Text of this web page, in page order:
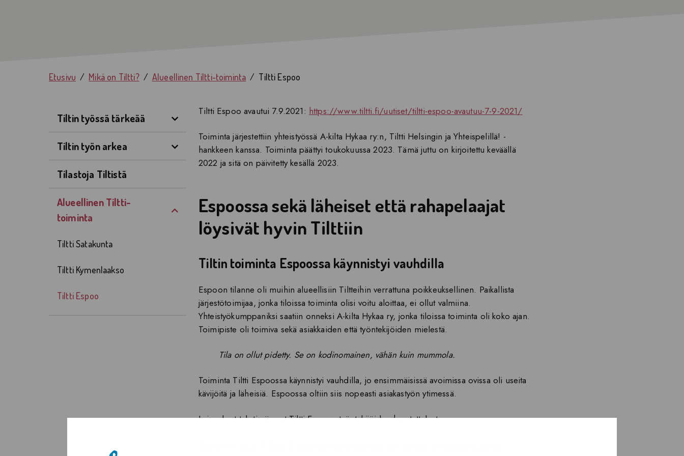
Etusivu Mikä on Tiltti? Alueellinen Tiltti-toiminta Tiltti Espoo
Tiltin työssä tärkeää Avaa valikko
Tiltin työn arkea Avaa valikko
Tilastoja Tiltistä
Alueellinen Tiltti-
toiminta
Avaa valikko
Tiltti Satakunta
Tiltti Kymenlaakso
Tiltti Espoo
Tiltti Espoo avautui 7.9.2021: https://www.tiltti.fi/uutiset/tiltti-espoo-avautuu-7-9-2021/
Toiminta järjestettiin yhteistyössä A-kilta Hykaa ry:n, Tiltti Helsingin ja Yhteispelillä! -
hankkeen kanssa. Toiminta päättyi toukokuussa 2023. Tämä juttu on kirjoitettu keväällä
2022 ja sitä on päivitetty kesällä 2023.
Espoossa sekä läheiset että rahapelaajat
löysivät hyvin Tilttiin
Tiltin toiminta Espoossa käynnistyi vauhdilla
Espoon tilanne oli muihin alueellisiin Tiltteihin verrattuna poikkeuksellinen. Paikallista
järjestötoimijaa, jonka tiloissa toiminta olisi voitu aloittaa, ei ollut valmiina.
Yhteistyökumppaniksi saatiin onneksi A-kilta Hykaa ry, jonka tiloissa toiminta oli koko ajan.
Toimipiste oli toimiva sekä asiakkaiden että työntekijöiden mielestä.
Tila on ollut pidetty. Se on kodinomainen, vähän kuin mummola.
Toiminta Tiltti Espoossa käynnistyi vauhdilla, jo ensimmäisissä avoimissa ovissa oli useita
kävijöitä ja läheisiä. Espoossa oltiin siis nopeasti asiakastyön ytimessä.
Lainaukset tekstissä ovat Tiltti Espoon työntekijöiden haastattelusta.